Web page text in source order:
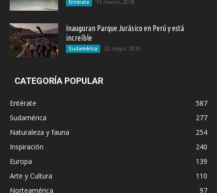
Entérate 13 marzo, 2018
Inauguran Parque Jurásico en Perú y está
increíble
Sudamérica 22 mayo, 2019
CATEGORÍA POPULAR
Entérate
587
Sudamérica
277
Naturaleza y fauna
254
Inspiración
240
Europa
139
Arte y Cultura
110
Norteamérica
97